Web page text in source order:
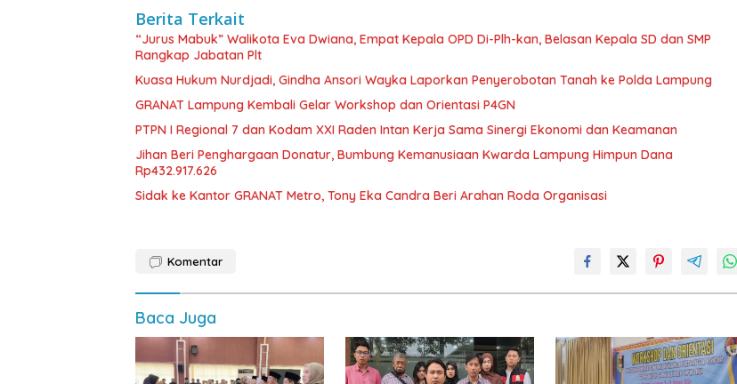
Berita Terkait
“Jurus Mabuk” Walikota Eva Dwiana, Empat Kepala OPD Di-Plh-kan, Belasan Kepala SD dan SMP
Rangkap Jabatan Plt
Kuasa Hukum Nurdjadi, Gindha Ansori Wayka Laporkan Penyerobotan Tanah ke Polda Lampung
GRANAT Lampung Kembali Gelar Workshop dan Orientasi P4GN
PTPN I Regional 7 dan Kodam XXI Raden Intan Kerja Sama Sinergi Ekonomi dan Keamanan
Jihan Beri Penghargaan Donatur, Bumbung Kemanusiaan Kwarda Lampung Himpun Dana
Rp432.917.626
‎Sidak ke Kantor GRANAT Metro, Tony Eka Candra Beri Arahan Roda Organisasi
Komentar
Baca Juga